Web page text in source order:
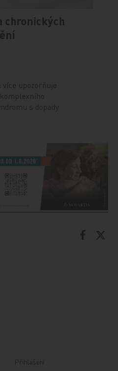
chronických
více upozorňuje
s dopady
Přihlášení